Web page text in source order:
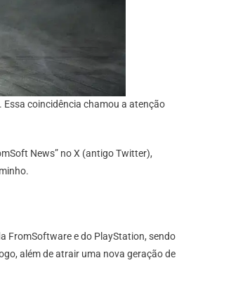
coincidência chamou a atenção
News” no X (antigo Twitter),
FromSoftware e do PlayStation, sendo
além de atrair uma nova geração de